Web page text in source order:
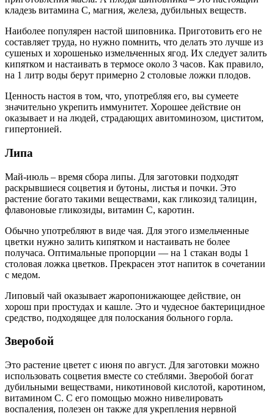
кладезь витамина С, магния, железа, дубильных веществ.
Наиболее популярен настой шиповника. Приготовить его не
составляет труда, но нужно помнить, что делать это лучше из
сушеных и хорошенько измельченных ягод. Их следует залить
кипятком и настаивать в термосе около 3 часов. Как правило,
на 1 литр воды берут примерно 2 столовые ложки плодов.
Ценность настоя в том, что, употребляя его, вы сумеете
значительно укрепить иммунитет. Хорошее действие он
оказывает и на людей, страдающих авитоминозом, циститом,
гипертонией.
Липа
Май-июль – время сбора липы. Для заготовки подходят
раскрывшиеся соцветия и бутоны, листья и почки. Это
растение богато такими веществами, как гликозид талицин,
флавоновые гликозиды, витамин С, каротин.
Обычно употребляют в виде чая. Для этого измельченные
цветки нужно залить кипятком и настаивать не более
получаса. Оптимальные пропорции — на 1 стакан воды 1
столовая ложка цветков. Прекрасен этот напиток в сочетании
с медом.
Липовый чай оказывает жаропонижающее действие, он
хорош при простудах и кашле. Это и чудесное бактерицидное
средство, подходящее для полоскания больного горла.
Зверобой
Это растение цветет с июня по август. Для заготовки можно
использовать соцветия вместе со стеблями. Зверобой богат
дубильными веществами, никотиновой кислотой, каротином,
витамином С. С его помощью можно нивелировать
воспаления, полезен он также для укрепления нервной